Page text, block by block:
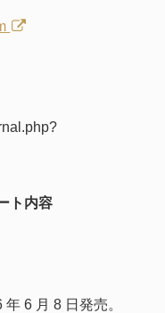
ト内容
6 月 8 日発売。